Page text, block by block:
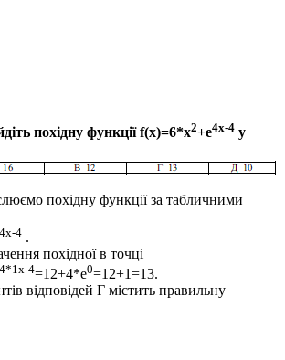
похідну функціїf(х)=6*х2+е4х-4 у
похідну функції за табличними
4х-4 .
похідної в точці
4*1х-4=12+4*e0=12+1=13.
відповідей Г містить правильну